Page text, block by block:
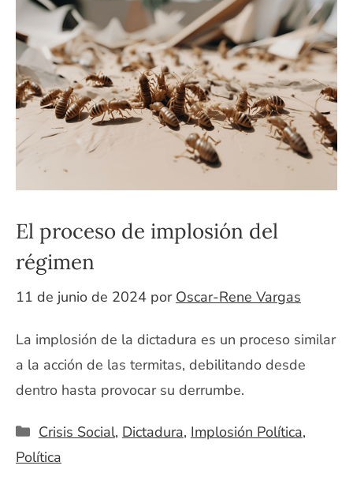
El proceso de implosión del
régimen
11 de junio de 2024 por Oscar-Rene Vargas
La implosión de la dictadura es un proceso similar
a la acción de las termitas, debilitando desde
dentro hasta provocar su derrumbe.
Categorías
Crisis Social, Dictadura, Implosión Política,
Política